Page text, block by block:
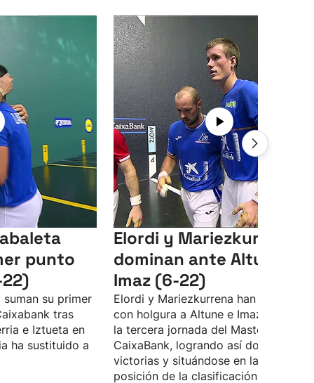
punto
su primer
tras
e Iztueta en
ha sustituido a
Elordi y Mariezkurrena
dominan ante Altuna e
Imaz (6-22)
Elordi y Mariezkurrena han superado
con holgura a Altune e Imaz (6-22)
la tercera jornada del Masters
CaixaBank, logrando así dos de dos
victorias y situándose en la segunda
posición de la clasificación.